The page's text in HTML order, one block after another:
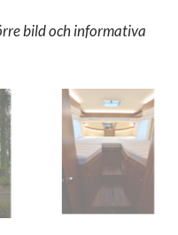
bild och informativa